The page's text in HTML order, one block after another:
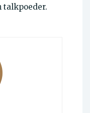
talkpoeder.